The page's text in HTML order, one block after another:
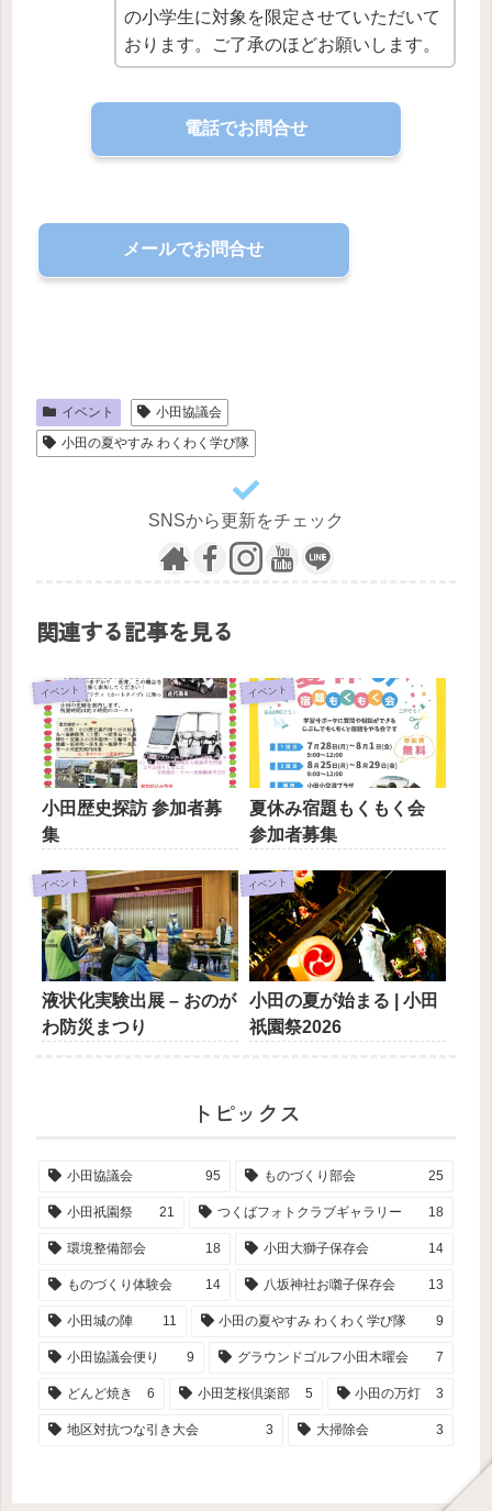
の小学生に対象を限定させていただいて
おります。ご了承のほどお願いします。
電話でお問合せ
メールでお問合せ
イベント
小田協議会
小田の夏やすみ わくわく学び隊
SNSから更新をチェック
関連する記事を見る
イベント
小田歴史探訪 参加者募
集
イベント
夏休み宿題もくもく会
参加者募集
イベント
液状化実験出展 – おのが
わ防災まつり
イベント
小田の夏が始まる | 小田
祇園祭2026
トピックス
小田協議会 95 ものづくり部会 25
小田祇園祭 21 つくばフォトクラブギャラリー 18
環境整備部会 18 小田大獅子保存会 14
ものづくり体験会 14 八坂神社お囃子保存会 13
小田城の陣 11 小田の夏やすみ わくわく学び隊 9
小田協議会便り 9 グラウンドゴルフ小田木曜会 7
どんど焼き 6 小田芝桜倶楽部 5 小田の万灯 3
地区対抗つな引き大会 3 大掃除会 3